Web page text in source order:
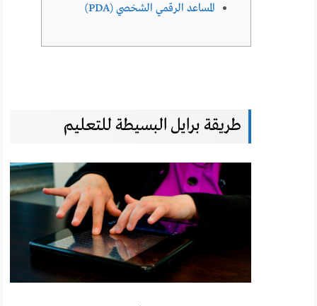
المساعد الرقمي الشخصي (PDA)
طريقة برايل البسيطة للتعليم